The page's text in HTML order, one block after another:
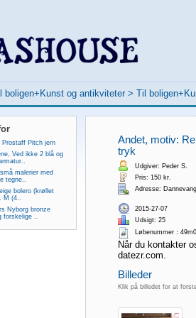
boligen+Kunst og antikviteter > Til
Andet, motiv:
tryk
Udgiver: Peder S.
Pris: 150 kr.
Adresse:
2015-27-07
Udsigt: 25
Løbenummer：
Når du kontakter
datezr.com.
Billeder
Klik på billedet for at
Prostaff Pitch jern
Ved ikke 2 blå og
malerier med
tegne..
bolero (krøllet
M (4..
Nyborg bronze
forskelige ..